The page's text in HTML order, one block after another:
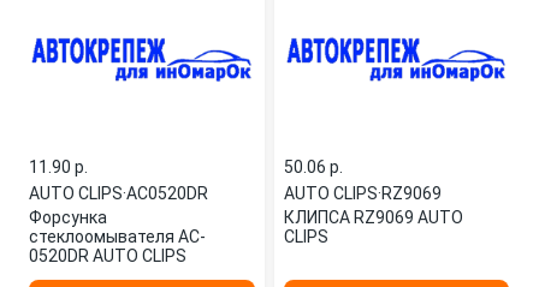
11.90 p.
AUTO CLIPS·AC0520DR
Форсунка
стеклоомывателя AC-
0520DR AUTO CLIPS
50.06 p.
AUTO CLIPS·RZ9069
КЛИПСА RZ9069 AUTO
CLIPS